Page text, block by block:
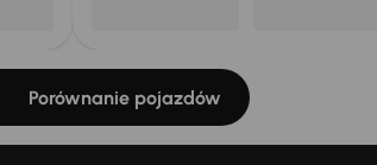
Porównanie pojazdów